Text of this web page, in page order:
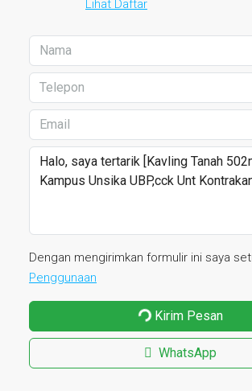
Lihat Daftar
Dengan mengirimkan formulir ini saya
Penggunaan
Kirim Pesan
WhatsApp